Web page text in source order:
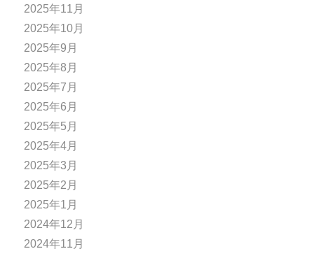
2025年11月
2025年10月
2025年9月
2025年8月
2025年7月
2025年6月
2025年5月
2025年4月
2025年3月
2025年2月
2025年1月
2024年12月
2024年11月